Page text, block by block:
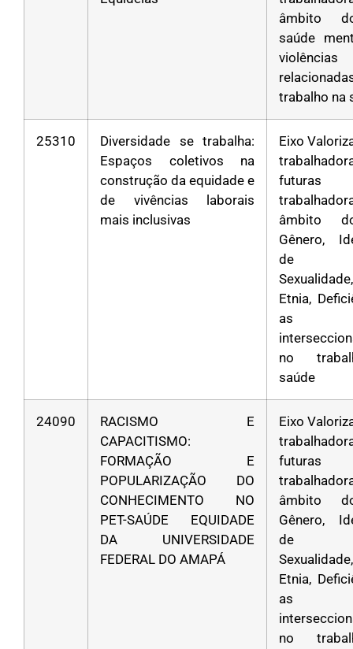
âmbito
saúde
violências
trabalho na
25310
Diversidade se trabalha:
Espaços coletivos na
construção da equidade e
de vivências laborais
mais inclusivas
Eixo
futuras
âmbito
Gênero,
de
Etnia,
as
no
saúde
24090
RACISMO E
CAPACITISMO:
FORMAÇÃO E
POPULARIZAÇÃO DO
CONHECIMENTO NO
PET-SAÚDE EQUIDADE
DA UNIVERSIDADE
FEDERAL DO AMAPÁ
Eixo
futuras
âmbito
Gênero,
de
Etnia,
as
no